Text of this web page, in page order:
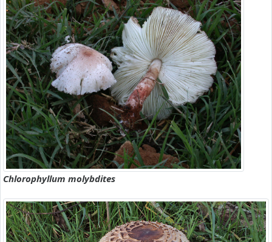
Chlorophyllum molybdites